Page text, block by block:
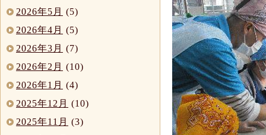
2026年5月 (5)
2026年4月 (5)
2026年3月 (7)
2026年2月 (10)
2026年1月 (4)
2025年12月 (10)
2025年11月 (3)